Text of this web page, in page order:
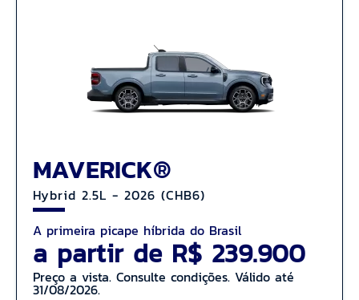
MAVERICK®
Hybrid 2.5L - 2026 (CHB6)
A primeira picape híbrida do Brasil
a partir de R$ 239.900
Preço a vista. Consulte condições. Válido até
31/08/2026.